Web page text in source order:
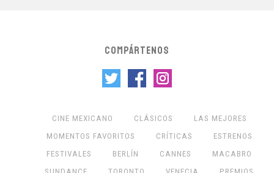
COMPÁRTENOS
CINE MEXICANO CLÁSICOS
LAS MEJORES
MOMENTOS FAVORITOS
CRÍTICAS
ESTRENOS
FESTIVALES
BERLÍN CANNES
MACABRO